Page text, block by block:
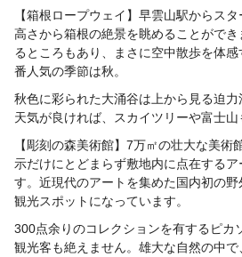
【箱根ロープウェイ】早雲山駅からス
高さから箱根の絶景を眺めることがで
るところもあり、まさに空中散歩を体
番人気の季節は秋。
秋色に彩られた大涌谷は上から見る迫
天気が良ければ、スカイツリーや富士山
【彫刻の森美術館】7万㎡の壮大な美術
示だけにとどまらず敷地内に点在する
す。近現代のアートを集めた国内初の
観光スポットになっています。
300点余りのコレクションを有するピカ
観光客も絶えません。雄大な自然の中